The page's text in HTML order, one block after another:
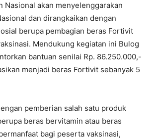
Nasional akan menyelenggarakan
dan dirangkaikan dengan
berupa pembagian beras Fortivit
Mendukung kegiatan ini Bulog
bantuan senilai Rp. 86.250.000,-
menjadi beras Fortivit sebanyak 5
pemberian salah satu produk
beras bervitamin atau beras
bagi peserta vaksinasi,